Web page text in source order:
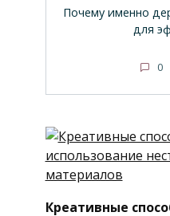
Почему именно
для
0
Креативные